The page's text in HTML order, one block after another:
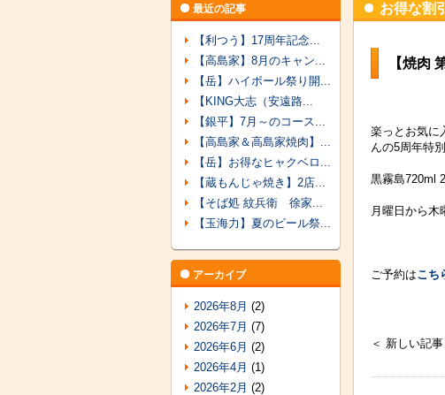
最近の記事
【利つう】17周年記念...
【高島家】8月のキャン...
【岳】ハイボール祭り開...
【KING大志（安遠路...
【銀平】7月～のコース...
【高島家＆高島家焼肉】...
【岳】お得なヒャクベロ...
【蔵もんじゃ焼き】2店...
【そば処 紋兵衛 徐家...
【玉海力】夏のビール祭...
アーカイブ
2026年8月 (2)
2026年7月 (7)
2026年6月 (2)
2026年4月 (1)
2026年2月 (2)
お得な割
【焼肉
楽っとお気に
んの5周年特
黒霧島720ml
月曜日から木
ご予約はこち
＜ 新しい記事